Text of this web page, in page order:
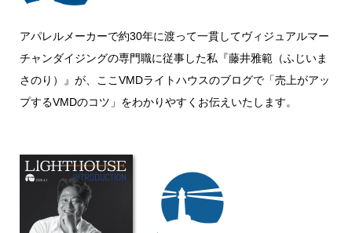
アパレルメーカーで約30年に渡って一貫してヴィジュアルマー
チャンダイジングの専門職に従事した私『藤井雅範（ふじいま
さのり）』が、ここVMDライトハウスのブログで「売上がアッ
プするVMDのコツ」をわかりやすくお伝えいたします。